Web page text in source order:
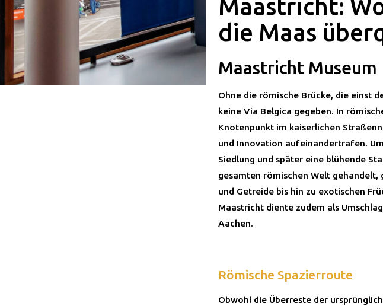
Maastricht:
die Maas
Maastricht Museum
Ohne die römische Brücke, die einst
keine Via Belgica gegeben. In
Knotenpunkt im kaiserlichen
und Innovation aufeinandertrafen.
Siedlung und später eine blühende
gesamten römischen Welt
und Getreide bis hin zu exotischen
Maastricht diente zudem als
Aachen.
Römische Spazierroute
Obwohl die Überreste der